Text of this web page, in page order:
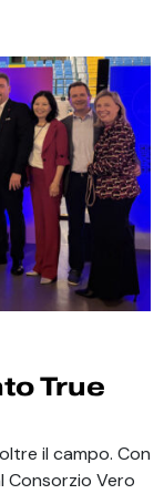
True
il campo. Con
Consorzio Vero